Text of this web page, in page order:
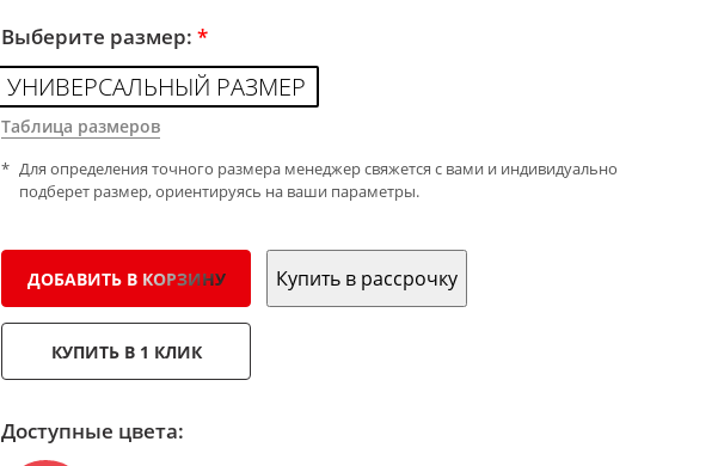
Выберите размер: *
УНИВЕРСАЛЬНЫЙ РАЗМЕР
Таблица размеров
Для определения точного размера менеджер свяжется с вами и индивидуально
подберет размер, ориентируясь на ваши параметры.
ДОБАВИТЬ В КОРЗИНУ Купить в рассрочку
КУПИТЬ В 1 КЛИК
Доступные цвета: